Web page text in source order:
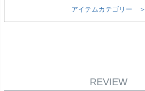
アイテムカテゴリー ＞
REVIEW